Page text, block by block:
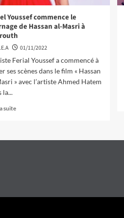
Youssef commence le
de Hassan al-Masri à
01/11/2022
Ferial Youssef a commencé à
ses scènes dans le film « Hassan
» avec l’artiste Ahmed Hatem
la...
suite